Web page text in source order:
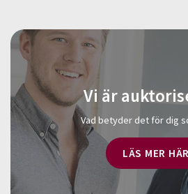
Vi är
Vad betyder det för dig
LÄS MER HÄR